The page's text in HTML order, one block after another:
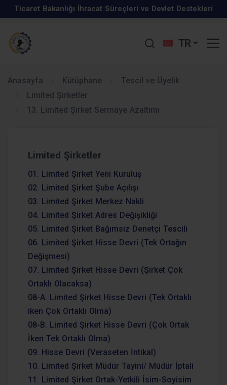
Ticaret Bakanlığı İhracat Süreçleri ve Devlet Destekleri
Kurumlar vergisi beyanname süresi uzatıldı.
Özbekistan
KOSGEB Kapasite Geliştirme Destek Programı
Mayıs 2025 Elektronik Sohbet Toplantıları
GIDA SATIŞ VE TOPLU TÜKETİM YERLERİNDE KAREKOD
İhracat Uzmanlığı Programı
29 Ocak - 4 Şubat 2026 tarihleri arasında ekonomiye dair
öne çıkan düzenlemeler
Enflasyon Düzeltmesi Hakkında
TR
Anasayfa Kütüphane
Tescil ve Üyelik
Limited Şirketler
13. Limited Şirket Sermaye Azaltımı
Limited Şirketler
01. Limited Şirket Yeni Kuruluş
02. Limited Şirket Şube Açılışı
03. Limited Şirket Merkez Nakli
04. Limited Şirket Adres Değişikliği
05. Limited Şirket Bağımsız Denetçi Tescili
06. Limited Şirket Hisse Devri (Tek Ortağın
Değişmesi)
07. Limited Şirket Hisse Devri (Şirket Çok
Ortaklı Olacaksa)
08-A. Limited Şirket Hisse Devri (Tek Ortaklı
iken Çok Ortaklı Olma)
08-B. Limited Şirket Hisse Devri (Çok Ortak
İken Tek Ortaklı Olma)
09. Hisse Devri (Veraseten İntikal)
10. Limited Şirket Müdür Tayini/ Müdür İptali
11. Limited Şirket Ortak-Yetkili İsim-Soyisim